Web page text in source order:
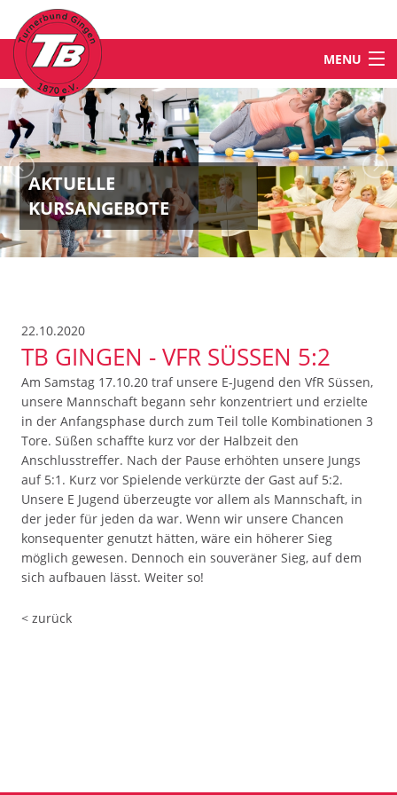
MENU
STARTSEITE
NEWS
ABTEILUNGEN & ANGEBOTE
KONTAKT
AKTUELLE
KURSANGEBOTE
22.10.2020
TB GINGEN - VFR SÜSSEN 5:2
Am Samstag 17.10.20 traf unsere E-Jugend den VfR Süssen,
unsere Mannschaft begann sehr konzentriert und erzielte
in der Anfangsphase durch zum Teil tolle Kombinationen 3
Tore. Süßen schaffte kurz vor der Halbzeit den
Anschlusstreffer. Nach der Pause erhöhten unsere Jungs
auf 5:1. Kurz vor Spielende verkürzte der Gast auf 5:2.
Unsere E Jugend überzeugte vor allem als Mannschaft, in
der jeder für jeden da war. Wenn wir unsere Chancen
konsequenter genutzt hätten, wäre ein höherer Sieg
möglich gewesen. Dennoch ein souveräner Sieg, auf dem
sich aufbauen lässt. Weiter so!
< zurück